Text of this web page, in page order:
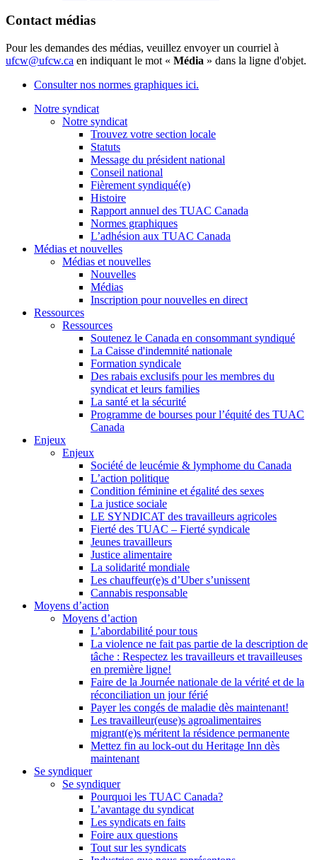
Contact médias
Pour les demandes des médias, veuillez envoyer un courriel à
ufcw@ufcw.ca en indiquant le mot « Média » dans la ligne d'objet.
Consulter nos normes graphiques ici.
Notre syndicat
Notre syndicat
Trouvez votre section locale
Statuts
Message du président national
Conseil national
Fièrement syndiqué(e)
Histoire
Rapport annuel des TUAC Canada
Normes graphiques
L’adhésion aux TUAC Canada
Médias et nouvelles
Médias et nouvelles
Nouvelles
Médias
Inscription pour nouvelles en direct
Ressources
Ressources
Soutenez le Canada en consommant syndiqué
La Caisse d'indemnité nationale
Formation syndicale
Des rabais exclusifs pour les membres du
syndicat et leurs families
La santé et la sécurité
Programme de bourses pour l’équité des TUAC
Canada
Enjeux
Enjeux
Société de leucémie & lymphome du Canada
L’action politique
Condition féminine et égalité des sexes
La justice sociale
LE SYNDICAT des travailleurs agricoles
Fierté des TUAC – Fierté syndicale
Jeunes travailleurs
Justice alimentaire
La solidarité mondiale
Les chauffeur(e)s d’Uber s’unissent
Cannabis responsable
Moyens d’action
Moyens d’action
L’abordabilité pour tous
La violence ne fait pas partie de la description de
tâche : Respectez les travailleurs et travailleuses
en première ligne!
Faire de la Journée nationale de la vérité et de la
réconciliation un jour férié
Payer les congés de maladie dès maintenant!
Les travailleur(euse)s agroalimentaires
migrant(e)s méritent la résidence permanente
Mettez fin au lock-out du Heritage Inn dès
maintenant
Se syndiquer
Se syndiquer
Pourquoi les TUAC Canada?
L’avantage du syndicat
Les syndicats en faits
Foire aux questions
Tout sur les syndicats